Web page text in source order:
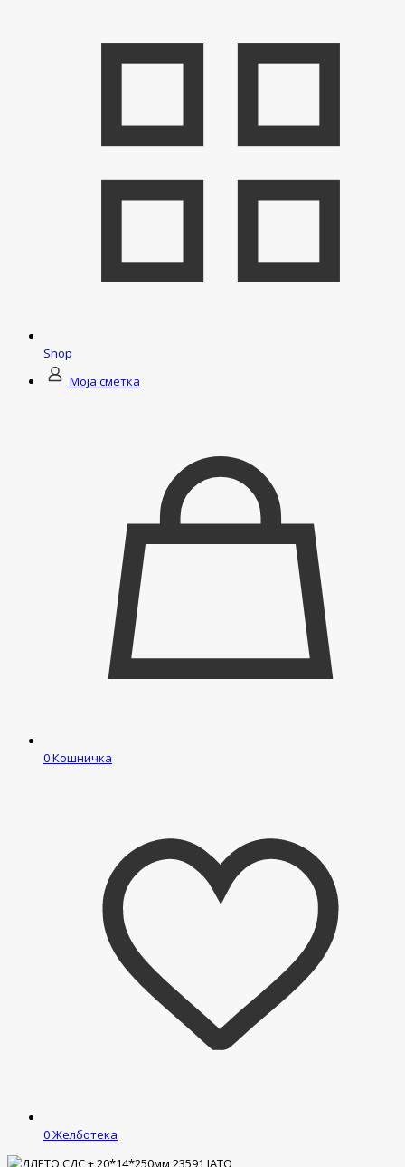
Shop
Моја сметка
0Кошничка
0Желботека